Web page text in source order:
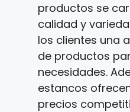
productos se
calidad y
los clientes una
de productos
necesidades.
estancos
precios